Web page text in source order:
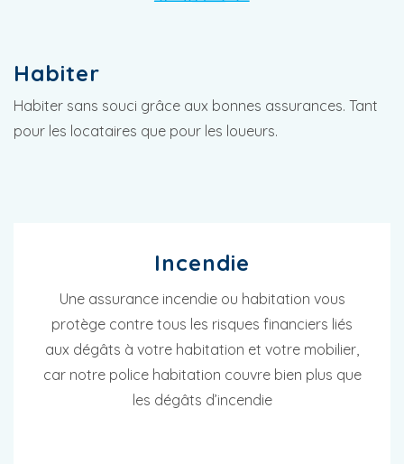
Habiter
Habiter sans souci grâce aux bonnes assurances. Tant
pour les locataires que pour les loueurs.
Incendie
Une assurance incendie ou habitation vous
protège contre tous les risques financiers liés
aux dégâts à votre habitation et votre mobilier,
car notre police habitation couvre bien plus que
les dégâts d’incendie